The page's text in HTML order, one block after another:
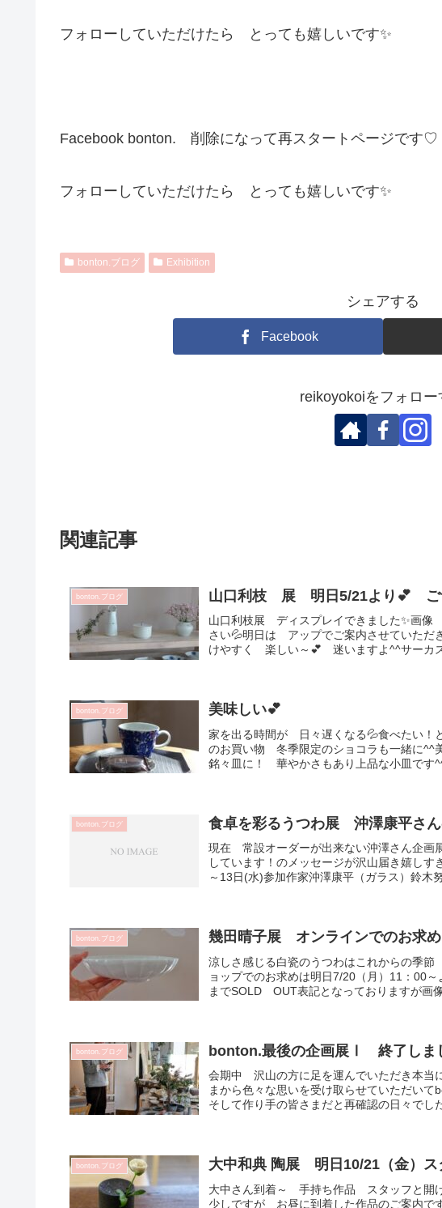
フォローしていただけたら とっても嬉しいです✨
Facebook bonton. 削除になって再スタートページです♡
フォローしていただけたら とっても嬉しいです✨
bonton.ブログ Exhibition
シェアする
Facebook
reikoyokoiをフォロー
関連記事
bonton.ブログ 山口利枝 展 明日5/21より💕 ご
山口利枝展 ディスプレイできました✨画像
さい💦明日は アップでご案内させていただ
けやすく 楽しい～💕 迷いますよ^^サーカ
bonton.ブログ 美味しい💕
家を出る時間が 日々遅くなる💦食べたい！
のお買い物 冬季限定のショコラも一緒に^^
銘々皿に！ 華やかさもあり上品な小皿です
bonton.ブログ 食卓を彩るうつわ展 沖澤康平さ
現在 常設オーダーが出来ない沖澤さん企画
しています！のメッセージが沢山届き嬉し
～13日(水)参加作家沖澤康平（ガラス）鈴木
bonton.ブログ 幾田晴子展 オンラインでのお求
涼しさ感じる白瓷のうつわはこれからの季
ョップでのお求めは明日7/20（月）11：00
までSOLD OUT表記となっておりますが画
bonton.ブログ bonton.最後の企画展Ⅰ 終了しま
会期中 沢山の方に足を運んでいただき本当
まから色々な思いを受け取らせていただい
そして作り手の皆さまだと再確認の日々でし
bonton.ブログ 大中和典 陶展 明日10/21（金）ス
大中さん到着～ 手持ち作品 スタッフと開
少しですが お昼に到着した作品のご案内で